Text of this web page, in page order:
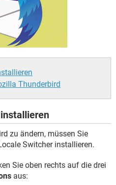
HARDWARE
Thunderbird
zu ändern, müssen Sie
Switcher installieren.
Sie oben rechts auf die drei
aus: